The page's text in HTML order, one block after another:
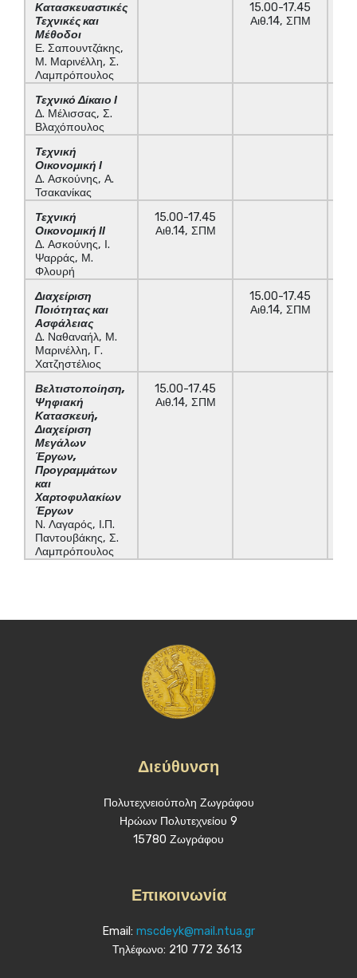
3/9/2026
Κατασκευαστικές
Τεχνικές και
Μέθοδοι
Ε. Σαπουντζάκης,
Μ. Μαρινέλλη, Σ.
Λαμπρόπουλος
15.00-17.45
Αιθ.14, ΣΠΜ
Τεχνικό Δίκαιο Ι
Δ. Μέλισσας, Σ.
Βλαχόπουλος
Τεχνική
Οικονομική Ι
Δ. Ασκούνης, Α.
Τσακανίκας
Τεχνική
Οικονομική ΙΙ
Δ. Ασκούνης, Ι.
Ψαρράς, Μ.
Φλουρή
15.00-17.45
Αιθ.14, ΣΠΜ
Διαχείριση
Ποιότητας και
Ασφάλειας
Δ. Ναθαναήλ, Μ.
Μαρινέλλη, Γ.
Χατζηστέλιος
15.00-17.45
Αιθ.14, ΣΠΜ
Βελτιστοποίηση,
Ψηφιακή
Κατασκευή,
Διαχείριση
Μεγάλων
Έργων,
Προγραμμάτων
και
Χαρτοφυλακίων
Έργων
Ν. Λαγαρός, Ι.Π.
Παντουβάκης, Σ.
Λαμπρόπουλος
15.00-17.45
Αιθ.14, ΣΠΜ
Διεύθυνση
Πολυτεχνειούπολη Ζωγράφου
Ηρώων Πολυτεχνείου 9
15780 Ζωγράφου
Επικοινωνία
Email: mscdeyk@mail.ntua.gr
Τηλέφωνο: 210 772 3613